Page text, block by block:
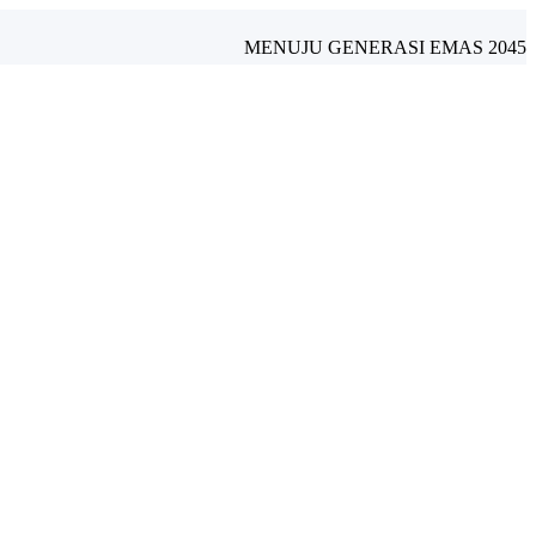
MENUJU GENERASI EMAS 2045